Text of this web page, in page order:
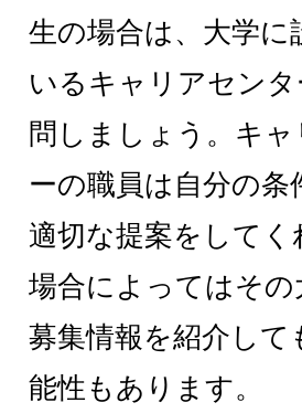
生の場合は、大学に
いるキャリアセン
問しましょう。キャ
ーの職員は自分の条
適切な提案をしてく
場合によってはその
募集情報を紹介して
能性もあります。